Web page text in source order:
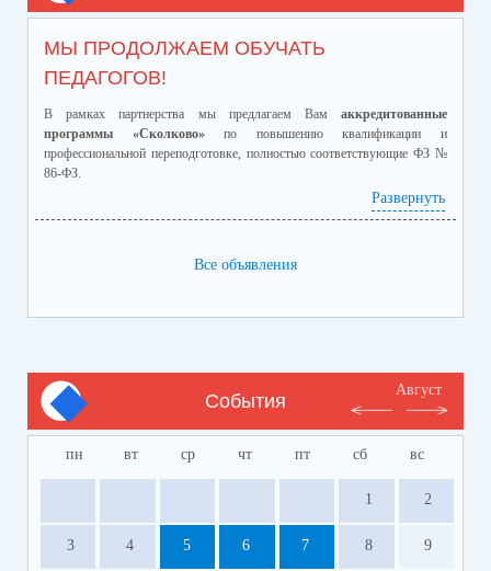
МЫ ПРОДОЛЖАЕМ ОБУЧАТЬ
ПЕДАГОГОВ!
В рамках партнерства мы предлагаем Вам аккредитованные
программы «Сколково»по повышению квалификации и
профессиональной переподготовке, полностью соответствующие ФЗ №
86-ФЗ.
Ознакомиться с программами и ценами можно в
приложенном файле.
Развернуть
Все объявления
События
Август
пн вт ср чт пт сб вс
1 2
3 4 5 6 7 8 9